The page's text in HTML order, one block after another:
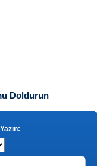
Doldurun